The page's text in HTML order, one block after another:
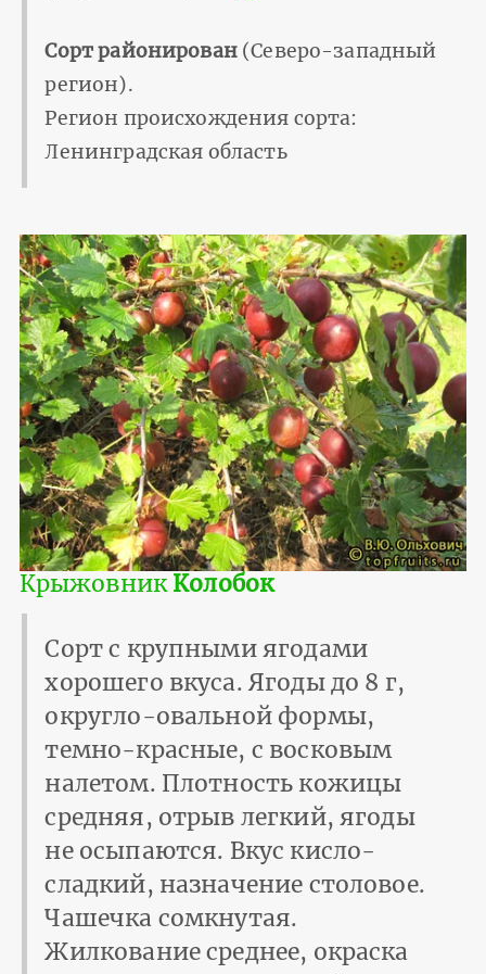
Сорт районирован(Северо-западный
регион).
Регион происхождения сорта:
Ленинградская область
КрыжовникКолобок
Сорт с крупными ягодами
хорошего вкуса. Ягоды до 8 г,
округло-овальной формы,
темно-красные, с восковым
налетом. Плотность кожицы
средняя, отрыв легкий, ягоды
не осыпаются. Вкус кисло-
сладкий, назначение столовое.
Чашечка сомкнутая.
Жилкование среднее, окраска